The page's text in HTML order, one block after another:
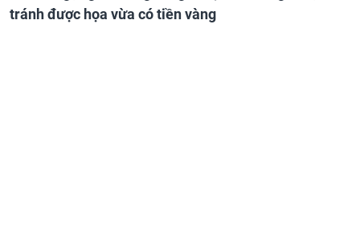
tránh được họa vừa có tiền vàng